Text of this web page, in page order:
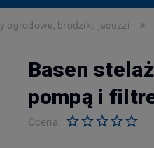
ogrodowe, brodziki, jacuzzi »
Basen
pompą i
Ocena: